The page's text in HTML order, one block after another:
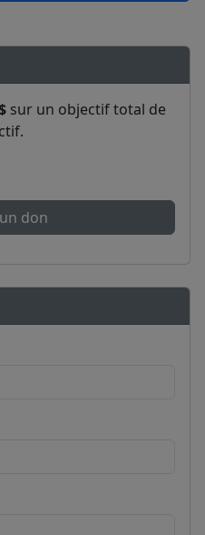
sur un objectif total de
don